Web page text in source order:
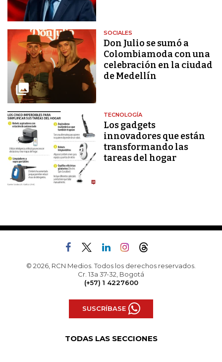
SOCIALES
Don Julio se sumó a
Colombiamoda con una
celebración en la ciudad
de Medellín
TECNOLOGÍA
Los gadgets
innovadores que están
transformando las
tareas del hogar
© 2026, RCN Medios. Todos los derechos reservados.
Cr. 13a 37-32, Bogotá
(+57) 1 4227600
SUSCRÍBASE
TODAS LAS SECCIONES